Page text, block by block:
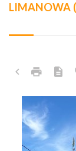
LIMANOWA